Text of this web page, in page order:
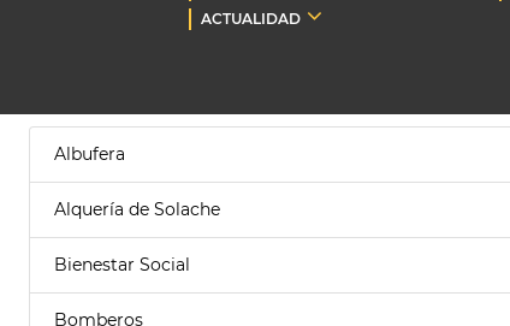
ACTUALIDAD
Albufera
Alquería de Solache
Bienestar Social
Bomberos